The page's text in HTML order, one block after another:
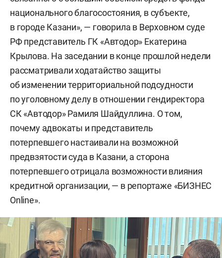
национального благосостояния, в субъекте,
в городе Казани», — говорила в Верховном суде
РФ представитель ГК «Автодор» Екатерина
Крылова. На заседании в конце прошлой недели
рассматривали ходатайство защиты
об изменении территориальной подсудности
по уголовному делу в отношении гендиректора
СК «Автодор» Рамиля Шайдуллина. О том,
почему адвокаты и представитель
потерпевшего настаивали на возможной
предвзятости суда в Казани, а сторона
потерпевшего отрицала возможности влияния
кредитной организации, — в репортаже «БИЗНЕС
Online».